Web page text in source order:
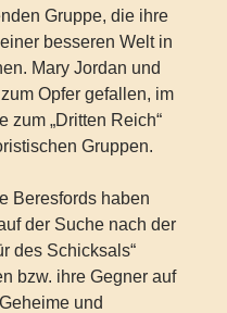
Gruppe, die ihre
besseren Welt in
Mary Jordan und
Opfer gefallen, im
zum „Dritten Reich“
Gruppen.
Beresfords haben
der Suche nach der
des Schicksals“
bzw. ihre Gegner auf
und